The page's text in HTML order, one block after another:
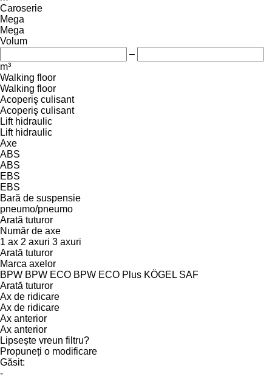
Caroserie
Mega
Mega
Volum
–
m³
Walking floor
Walking floor
Acoperiş culisant
Acoperiş culisant
Lift hidraulic
Lift hidraulic
Axe
ABS
ABS
EBS
EBS
Bară de suspensie
pneumo/pneumo
Arată tuturor
Număr de axe
1 ax 2 axuri 3 axuri
Arată tuturor
Marca axelor
BPW BPW ECO BPW ECO Plus KÖGEL SAF
Arată tuturor
Ax de ridicare
Ax de ridicare
Ax anterior
Ax anterior
Lipsește vreun filtru?
Propuneți o modificare
Găsit:
-